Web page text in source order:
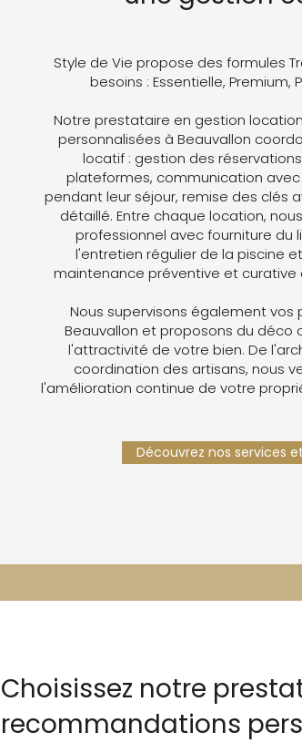
Style de Vie propose des formules
besoins : Essentielle, Premium,
Notre prestataire en gestion
personnalisées à Beauvallon
locatif : gestion des
plateformes, communication
pendant leur séjour, remise des clés
détaillé. Entre chaque location,
professionnel avec fourniture du
l'entretien régulier de la piscine
maintenance préventive et curative
Nous supervisons également
Beauvallon et proposons du déco
l'attractivité de votre bien. De
coordination des artisans, nous
l'amélioration continue de votre
Découvrez nos services
Choisissez notre
recommandations